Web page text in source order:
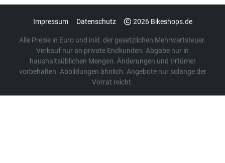
Impressum Datenschutz 2026 Bikeshops.de
Alle Preise in Euro und inkl. der gesetzlichen Mehrwertsteuer.
Verkauf nur an private Endkunden. Abgabe nur in
haushaltsüblichen Mengen. Änderungen und Irrtümer
vorbehalten. Abbildungen ähnlich. Angebote nur solange der
Vorrat reicht.